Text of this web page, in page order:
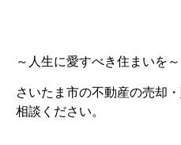
～人生に愛すべき住まいを～
さいたま市の不動産の売却
相談ください。